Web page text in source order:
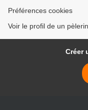
Préférences cookies
Voir le profil de un
Créer